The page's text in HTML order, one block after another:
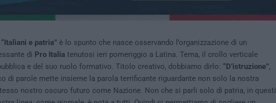
“Italiani e patria” è lo spunto che nasce osservando l’organizzazione di un
di Pro Italia tenutosi ieri pomeriggio a Latina. Tema, il crollo verticale
e del suo ruolo formativo. Titolo creativo, dobbiamo dirlo: “D’istruzione”,
di parole mette insieme la parola terrificante riguardante non solo la nostra
nostro oscuro futuro come Nazione. Non che si parli solo di patria, in questi